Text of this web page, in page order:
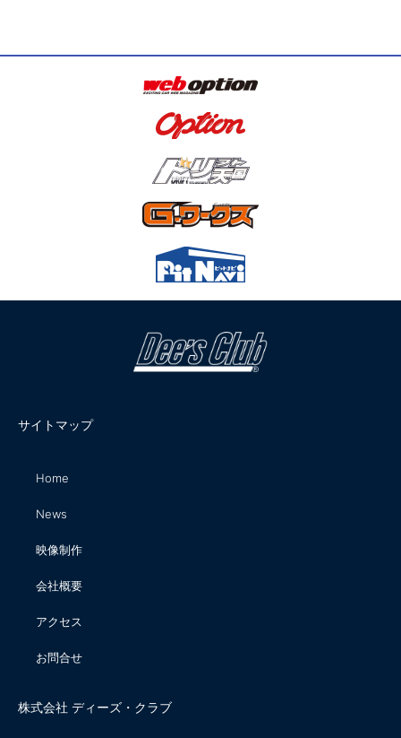
サイトマップ
Home
News
映像制作
会社概要
アクセス
お問合せ
株式会社 ディーズ・クラブ